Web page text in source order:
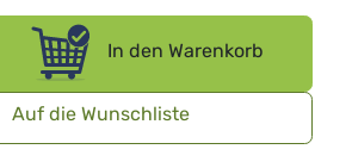
In den Warenkorb
Auf die Wunschliste